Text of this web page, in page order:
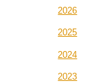
2026
2025
2024
2023